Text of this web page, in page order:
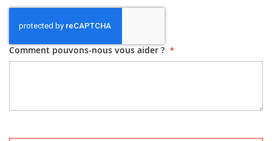
Comment pouvons-nous vous aider ?